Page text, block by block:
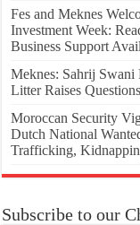
Fes and Meknes
Investment Week:
Business Support
Meknes: Sahrij Swani
Litter Raises
Moroccan Security
Dutch National
Trafficking,
Subscribe to our